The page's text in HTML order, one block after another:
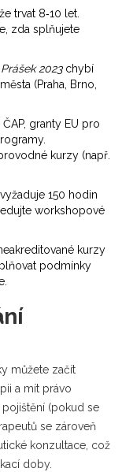
trvat 8‑10 let.
zda splňujete
2023chybí
(Praha, Brno,
granty EU pro
kurzy (např.
150 hodin
workshopové
kurzy
podmínky
můžete začít
a mít právo
(pokud se
se zároveň
konzultace, což
doby.